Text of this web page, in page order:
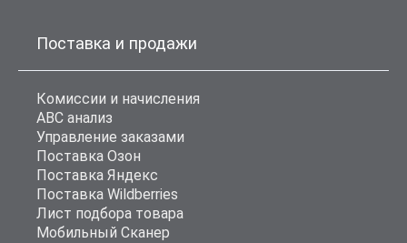
Поставка и продажи
Комиссии и начисления
ABC анализ
Управление заказами
Поставка Озон
Поставка Яндекс
Поставка Wildberries
Лист подбора товара
Мобильный Сканер